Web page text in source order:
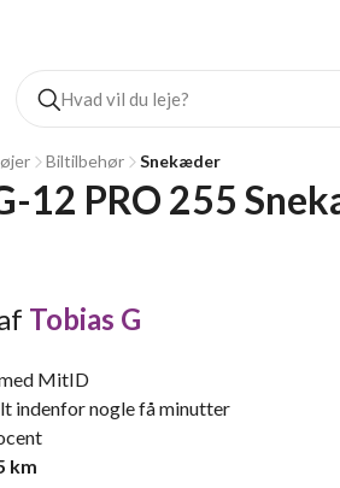
Biltilbehør Snekæder
12 PRO 255
Tobias G
MitID
indenfor nogle få minutter
km